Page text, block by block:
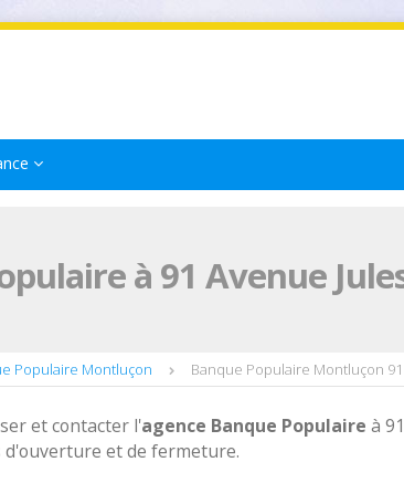
à 91 Avenue
Populaire Montluçon Banque Populaire Montluçon
et contacter l'agence Banque Populaire à 91
d'ouverture et de fermeture.